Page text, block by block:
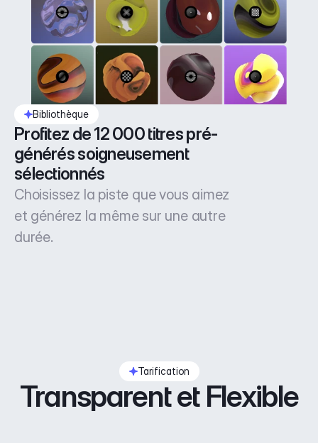
Bibliothèque
Profitez de 12 000 titres pré-
générés soigneusement
sélectionnés
Choisissez la piste que vous aimez
et générez la même sur une autre
durée.
Tarification
Transparent et Flexible